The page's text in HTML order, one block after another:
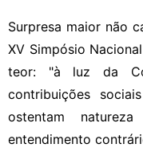
Surpresa maior não
XV Simpósio
teor: "à luz da
contribuições
ostentam
entendimento